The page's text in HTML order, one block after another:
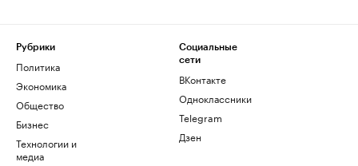
Рубрики
Политика
Экономика
Общество
Бизнес
Технологии и
медиа
Социальные
сети
ВКонтакте
Одноклассники
Telegram
Дзен